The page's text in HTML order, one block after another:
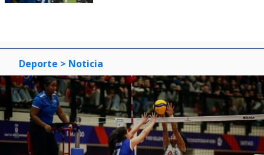
Deporte > Noticia